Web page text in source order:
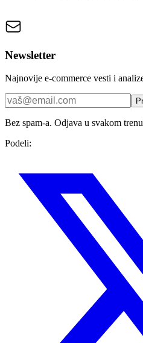
Newsletter
Najnovije e-commerce vesti i
Bez spam-a. Odjava u svakom
Podeli: